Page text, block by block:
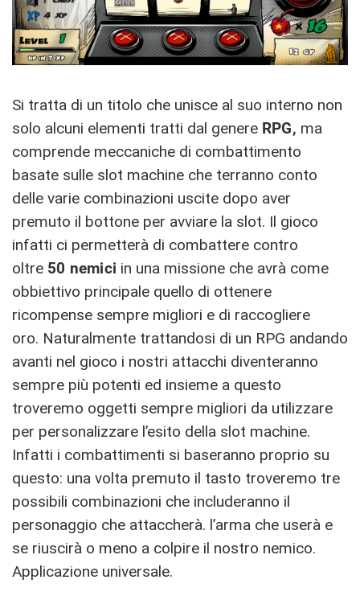
Si tratta di un titolo che unisce al suo interno non
solo alcuni elementi tratti dal genere RPG, ma
comprende meccaniche di combattimento
basate sulle slot machine che terranno conto
delle varie combinazioni uscite dopo aver
premuto il bottone per avviare la slot. Il gioco
infatti ci permetterà di combattere contro
oltre 50 nemici in una missione che avrà come
obbiettivo principale quello di ottenere
ricompense sempre migliori e di raccogliere
oro. Naturalmente trattandosi di un RPG andando
avanti nel gioco i nostri attacchi diventeranno
sempre più potenti ed insieme a questo
troveremo oggetti sempre migliori da utilizzare
per personalizzare l’esito della slot machine.
Infatti i combattimenti si baseranno proprio su
questo: una volta premuto il tasto troveremo tre
possibili combinazioni che includeranno il
personaggio che attaccherà. l’arma che userà e
se riuscirà o meno a colpire il nostro nemico.
Applicazione universale.